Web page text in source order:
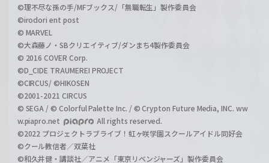
©理不尽な孫の手/MFブックス/「無職転生」製作委員会
©irodori ent post
© MARVEL
©大森藤ノ・SBクリエイティブ/ダンまち4製作委員会
© 2016 COVER Corp.
©D_CIDE TRAUMEREI PROJECT
©CIRCUS/ ©HIKOSEN
©2001-2021 CIRCUS
© SEGA / © Colorful Palette Inc. / © Crypton Future Media, INC. ww
w.piapro.net
All rights reserved.
©2022 プロジェクトラブライブ！虹ヶ咲学園スクールアイドル同好会
©クール教信者／双葉社
©和久井健・講談社／アニメ「東京リベンジャーズ」製作委員会